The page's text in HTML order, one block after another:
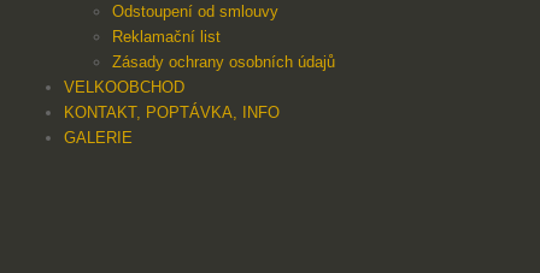
Odstoupení od smlouvy
Reklamační list
Zásady ochrany osobních údajů
VELKOOBCHOD
KONTAKT, POPTÁVKA, INFO
GALERIE